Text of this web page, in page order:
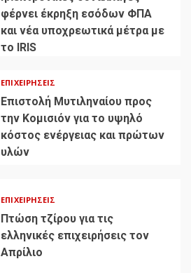
φέρνει έκρηξη εσόδων ΦΠΑ
και νέα υποχρεωτικά μέτρα με
το IRIS
ΕΠΙΧΕΙΡΉΣΕΙΣ
Επιστολή Μυτιληναίου προς
την Κομισιόν για το υψηλό
κόστος ενέργειας και πρώτων
υλών
ΕΠΙΧΕΙΡΉΣΕΙΣ
Πτώση τζίρου για τις
ελληνικές επιχειρήσεις τον
Απρίλιο